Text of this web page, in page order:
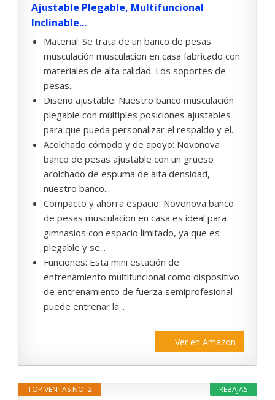
Ajustable Plegable, Multifuncional
Inclinable...
Material: Se trata de un banco de pesas
musculación musculacion en casa fabricado con
materiales de alta calidad. Los soportes de
pesas...
Diseño ajustable: Nuestro banco musculación
plegable con múltiples posiciones ajustables
para que pueda personalizar el respaldo y el...
Acolchado cómodo y de apoyo: Novonova
banco de pesas ajustable con un grueso
acolchado de espuma de alta densidad,
nuestro banco...
Compacto y ahorra espacio: Novonova banco
de pesas musculacion en casa es ideal para
gimnasios con espacio limitado, ya que es
plegable y se...
Funciones: Esta mini estación de
entrenamiento multifuncional como dispositivo
de entrenamiento de fuerza semiprofesional
puede entrenar la...
Ver en Amazon
REBAJAS
TOP VENTAS NO. 2